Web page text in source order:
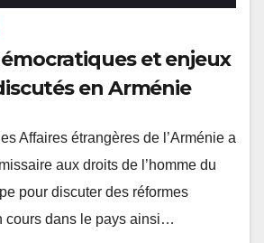
et enjeux
en Arménie
Affaires étrangères de l’Arménie a
aux droits de l’homme du
pour discuter des réformes
cours dans le pays ainsi…